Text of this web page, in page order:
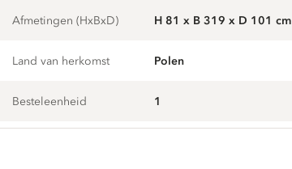
Afmetingen (HxBxD) H 81 x B 319 x D 101 cm
Land van herkomst Polen
Besteleenheid 1